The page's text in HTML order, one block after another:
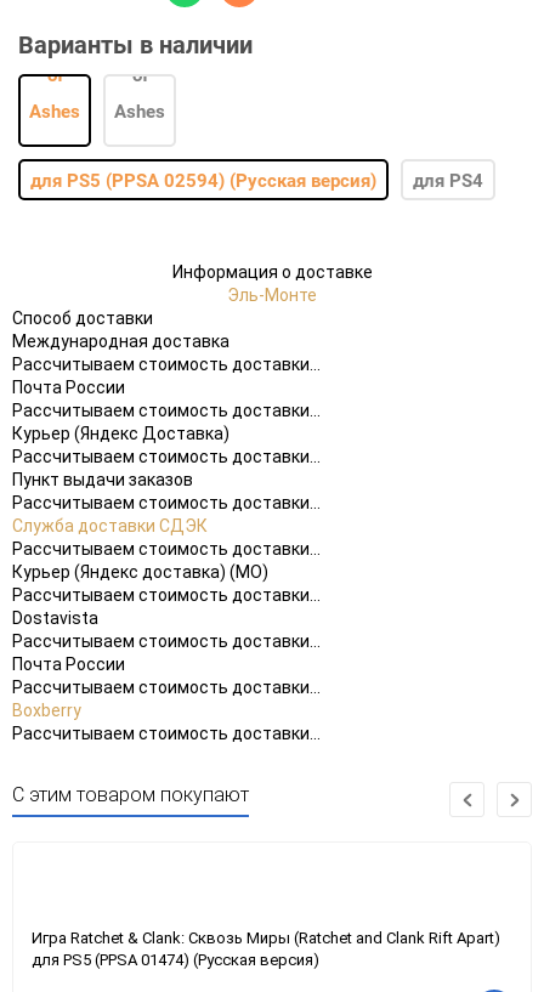
Варианты в наличии
для PS5 (PPSA 02594) (Русская версия) для PS4
Информация о доставке
Эль-Монте
Способ доставки
Международная доставка
Рассчитываем стоимость доставки...
Почта России
Рассчитываем стоимость доставки...
Курьер (Яндекс Доставка)
Рассчитываем стоимость доставки...
Пункт выдачи заказов
Рассчитываем стоимость доставки...
Служба доставки СДЭК
Рассчитываем стоимость доставки...
Курьер (Яндекс доставка) (МО)
Рассчитываем стоимость доставки...
Dostavista
Рассчитываем стоимость доставки...
Почта России
Рассчитываем стоимость доставки...
Boxberry
Рассчитываем стоимость доставки...
С этим товаром покупают
Игра Ratchet & Clank: Сквозь Миры (Ratchet and Clank Rift Apart)
для PS5 (PPSA 01474) (Русская версия)